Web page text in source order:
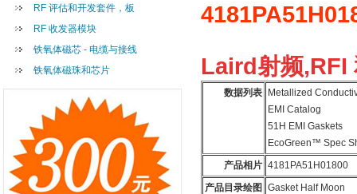
RF 评估和开发套件，板
RF 收发器模块
铁氧体磁芯 - 电缆与接线
铁氧体磁珠和芯片
Laird射频,RFI
数据列表
Metallized
EMI Catalog
51H EMI Gaskets
EcoGreen™ Spec
产品相片 4181PA51H01800
产品目录绘图
Gasket Half Moon